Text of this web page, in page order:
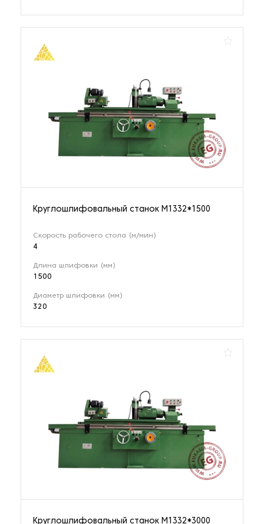
Оборудование для обработки металлических
профилей
47 наименований
122 наименования
4 наименования
Оборудование для правки и профилирования
1 наименование
Оборудование для производства велосипедов
Оборудование для производства гаек
10 наименований
Оборудование для производства изделий из металла
5 наименований
33 наименования
Круглошлифовальный станок М1332*1500
Скорость рабочего стола (м/мин)
4
Длина шлифовки (мм)
1500
Диаметр шлифовки (мм)
320
Круглошлифовальный станок М1332*3000